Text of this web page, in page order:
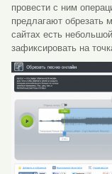
провести с ним
предлагают обрезать
сайтах есть
зафиксировать на